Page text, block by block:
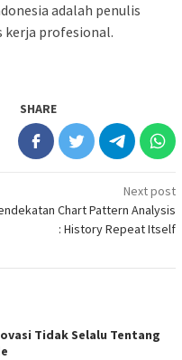
adalah penulis
kerja profesional.
SHARE
Next post
Chart Pattern Analysis
: History Repeat Itself
Tidak Selalu Tentang